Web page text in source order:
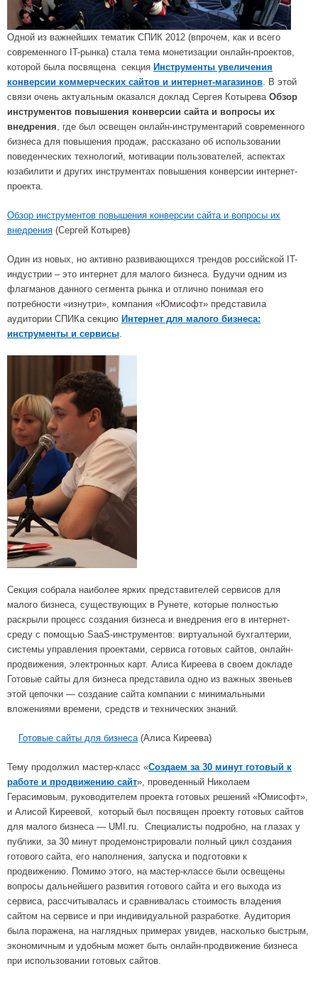
Одной из важнейших тематик СПИК 2012 (впрочем, как и всего
современного IT-рынка) стала тема монетизации онлайн-проектов,
которой была посвящена секция Инструменты увеличения
конверсии коммерческих сайтов и интернет-магазинов . В этой
связи очень актуальным оказался доклад Сергея Котырева Обзор
инструментов повышения конверсии сайта и вопросы их
внедрения , где был освещен онлайн-инструментарий современного
бизнеса для повышения продаж, рассказано об использовании
поведенческих технологий, мотивации пользователей, аспектах
юзабилити и других инструментах повышения конверсии интернет-
проекта.
Обзор инструментов повышения конверсии сайта и вопросы их
внедрения (Сергей Котырев)
Один из новых, но активно развивающихся трендов российской IT-
индустрии – это интернет для малого бизнеса. Будучи одним из
флагманов данного сегмента рынка и отлично понимая его
потребности «изнутри», компания «Юмисофт» представила
аудитории СПИКа секцию Интернет для малого бизнеса:
инструменты и сервисы
Секция собрала наиболее ярких представителей сервисов для
малого бизнеса, существующих в Рунете, которые полностью
раскрыли процесс создания бизнеса и внедрения его в интернет-
среду с помощью SaaS-инструментов: виртуальной бухгалтерии,
системы управления проектами, сервиса готовых сайтов, онлайн-
продвижения, электронных карт. Алиса Киреева в своем докладе
Готовые сайты для бизнеса представила одно из важных звеньев
этой цепочки — создание сайта компании с минимальными
вложениями времени, средств и технических знаний.
Готовые сайты для бизнеса (Алиса Киреева)
Тему продолжил мастер-класс «Создаем за 30 минут готовый к
работе и продвижению сайт», проведенный Николаем
Герасимовым, руководителем проекта готовых решений «Юмисофт»,
и Алисой Киреевой, который был посвящен проекту готовых сайтов
для малого бизнеса — UMI.ru. Специалисты подробно, на глазах у
публики, за 30 минут продемонстрировали полный цикл создания
готового сайта, его наполнения, запуска и подготовки к
продвижению. Помимо этого, на мастер-классе были освещены
вопросы дальнейшего развития готового сайта и его выхода из
сервиса, рассчитывалась и сравнивалась стоимость владения
сайтом на сервисе и при индивидуальной разработке. Аудитория
была поражена, на наглядных примерах увидев, насколько быстрым,
экономичным и удобным может быть онлайн-продвижение бизнеса
при использовании готовых сайтов.